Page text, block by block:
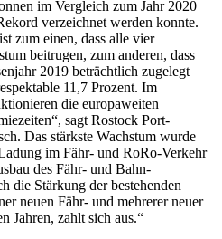
im Vergleich zum Jahr 2020
verzeichnet werden konnte.
zum einen, dass alle vier
beitrugen, zum anderen, dass
2019 beträchtlich zugelegt
11,7 Prozent. Im
die europaweiten
sagt Rostock Port-
Das stärkste Wachstum wurde
im Fähr- und RoRo-Verkehr
des Fähr- und Bahn-
die Stärkung der bestehenden
neuen Fähr- und mehrerer neuer
Jahren, zahlt sich aus.“